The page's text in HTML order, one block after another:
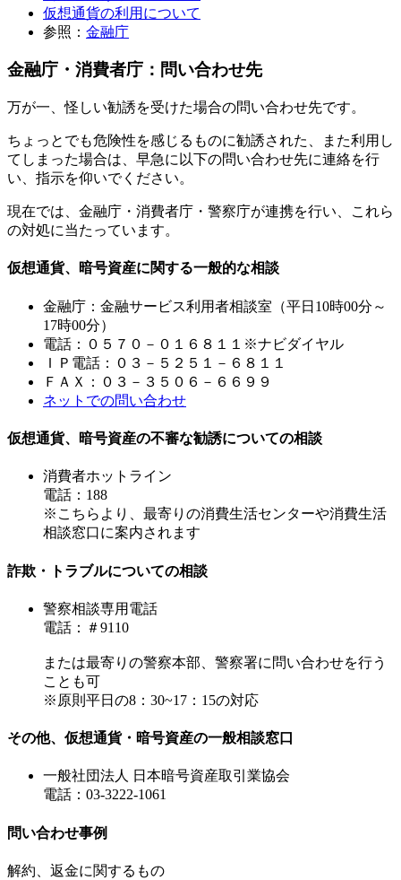
仮想通貨の利用について
参照： 金融庁
金融庁・消費者庁：問い合わせ先
万が一、怪しい勧誘を受けた場合の問い合わせ先です。
ちょっとでも危険性を感じるものに勧誘された、また利用し
てしまった場合は、早急に以下の問い合わせ先に連絡を行
い、指示を仰いでください。
現在では、金融庁・消費者庁・警察庁が連携を行い、これら
の対処に当たっています。
仮想通貨、暗号資産に関する一般的な相談
金融庁：金融サービス利用者相談室（平日10時00分～
17時00分）
電話：０５７０－０１６８１１※ナビダイヤル
ＩＰ電話：０３－５２５１－６８１１
ＦＡＸ：０３－３５０６－６６９９
ネットでの問い合わせ
仮想通貨、暗号資産の不審な勧誘についての相談
消費者ホットライン
電話：188
※こちらより、最寄りの消費生活センターや消費生活
相談窓口に案内されます
詐欺・トラブルについての相談
警察相談専用電話
電話：＃9110
または最寄りの警察本部、警察署に問い合わせを行う
ことも可
※原則平日の8：30~17：15の対応
その他、仮想通貨・暗号資産の一般相談窓口
一般社団法人 日本暗号資産取引業協会
電話：03-3222-1061
問い合わせ事例
解約、返金に関するもの